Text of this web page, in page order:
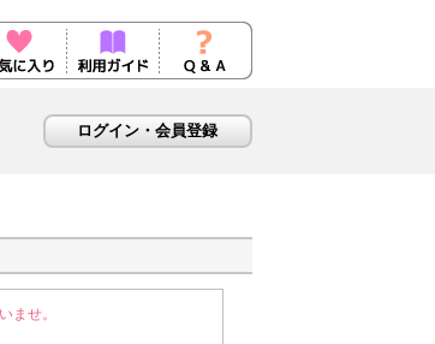
ませ。